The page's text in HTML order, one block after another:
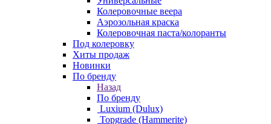
Колеровочные веера
Аэрозольная краска
Колеровочная паста/колоранты
Под колеровку
Хиты продаж
Новинки
По бренду
Назад
По бренду
Luxium (Dulux)
Topgrade (Hammerite)